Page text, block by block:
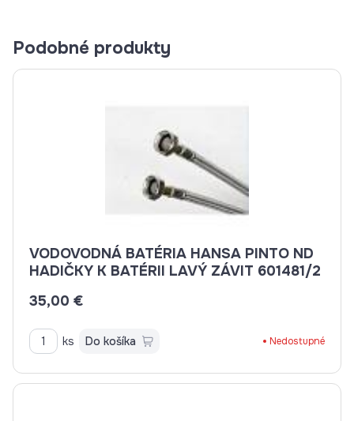
Podobné produkty
VODOVODNÁ BATÉRIA HANSA PINTO ND
HADIČKY K BATÉRII LAVÝ ZÁVIT 601481/2
35,00 €
ks Do košíka Nedostupné